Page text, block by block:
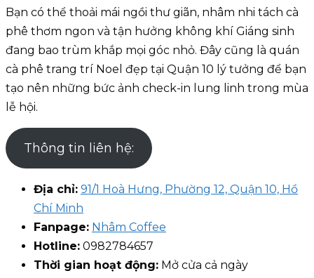
Bạn có thể thoải mái ngồi thư giãn, nhâm nhi tách cà
phê thơm ngon và tận hưởng không khí Giáng sinh
đang bao trùm khắp mọi góc nhỏ. Đây cũng là quán
cà phê trang trí Noel đẹp tại Quận 10 lý tưởng để bạn
tạo nên những bức ảnh check-in lung linh trong mùa
lễ hội.
Thông tin liên hệ:
Địa chỉ: 91/1 Hoà Hưng, Phường 12, Quận 10, Hồ
Chí Minh
Fanpage: Nhâm Coffee
Hotline: 0982784657
Thời gian hoạt động: Mở cửa cả ngày